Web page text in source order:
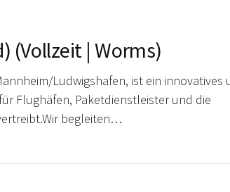
(Vollzeit | Worms)
Ludwigshafen, ist ein innovatives
Flughäfen, Paketdienstleister und die
begleiten…